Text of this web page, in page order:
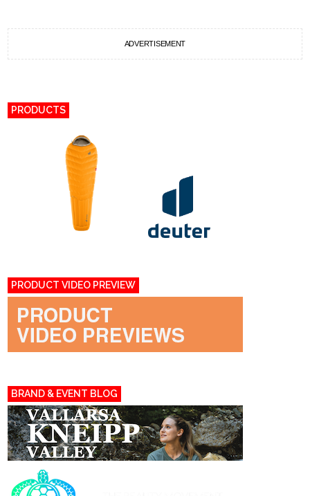
ADVERTISEMENT
PRODUCTS
PRODUCT VIDEO PREVIEW
BRAND & EVENT BLOG